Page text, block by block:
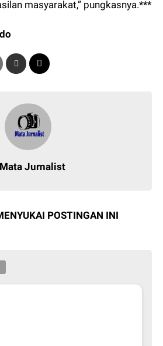
masyarakat,” pungkasnya.***
Mata Jurnalist
POSTINGAN INI